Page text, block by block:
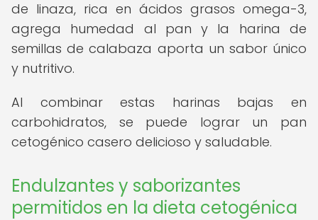
de linaza, rica en ácidos grasos omega-3,
agrega humedad al pan y la harina de
semillas de calabaza aporta un sabor único
y nutritivo.
Al combinar estas harinas bajas en
carbohidratos, se puede lograr un pan
cetogénico casero delicioso y saludable.
Endulzantes y saborizantes
permitidos en la dieta cetogénica